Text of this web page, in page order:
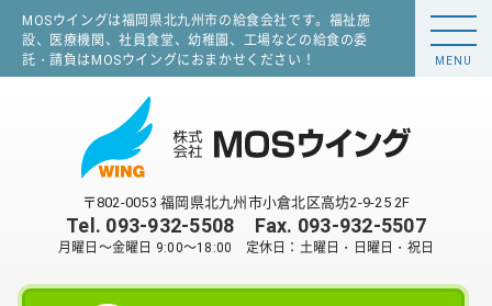
MOSウイングは福岡県北九州市の給食会社です。福祉施
設、医療機関、社員食堂、幼稚園、工場などの給食の委
託・請負はMOSウイングにおまかせください！
〒802-0053 福岡県北九州市小倉北区高坊2-9-25 2F
Tel. 093-932-5508 Fax. 093-932-5507
月曜日～金曜日 9:00～18:00 定休日：土曜日・日曜日・祝日
MENU